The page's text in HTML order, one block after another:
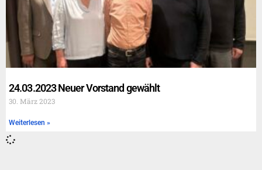
24.03.2023 Neuer Vorstand gewählt
30. März 2023
Weiterlesen »